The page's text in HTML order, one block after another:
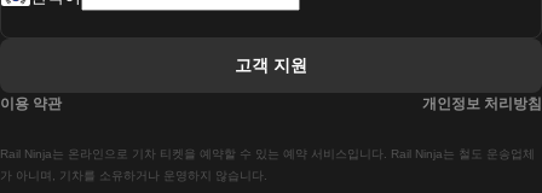
마드리드-리스본 열차
Rail Ninja는 온라인으로 기차 티켓을 예약할 수 있는 예약 서비스입니다. Rail Ninja는 철도 운송업체
가 아니며, 기차를 소유하거나 운영하지 않습니다.
고객 지원
이용 약관 개인정보 처리방침